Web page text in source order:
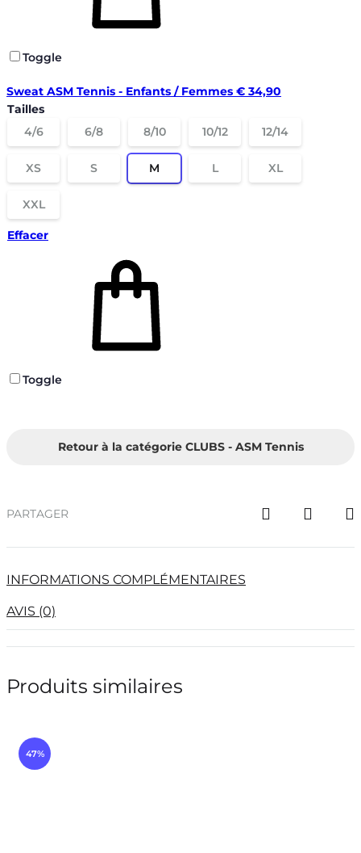
Toggle
Sweat ASM Tennis - Enfants / Femmes € 34,90
Tailles
4/6
6/8 8/10 10/12 12/14
XS S M L XL
XXL
Effacer
Toggle
Retour à la catégorie CLUBS - ASM Tennis
PARTAGER
INFORMATIONS COMPLÉMENTAIRES
AVIS (0)
Produits similaires
47%